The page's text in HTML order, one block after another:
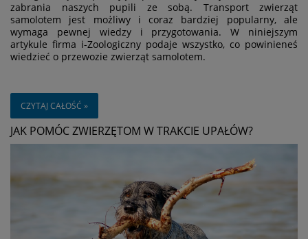
zabrania naszych pupili ze sobą. Transport zwierząt
samolotem jest możliwy i coraz bardziej popularny, ale
wymaga pewnej wiedzy i przygotowania. W niniejszym
artykule firma i-Zoologiczny podaje wszystko, co powinieneś
wiedzieć o przewozie zwierząt samolotem.
CZYTAJ CAŁOŚĆ »
JAK POMÓC ZWIERZĘTOM W TRAKCIE UPAŁÓW?